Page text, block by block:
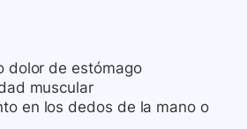
dolor de estómago
muscular
en los dedos de la mano o